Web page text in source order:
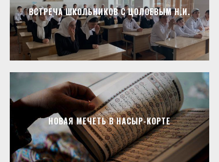
ВСТРЕЧА ШКОЛЬНИКОВ С ЦОЛОЕВЫМ Н.И.
НОВАЯ МЕЧЕТЬ В НАСЫР-КОРТЕ